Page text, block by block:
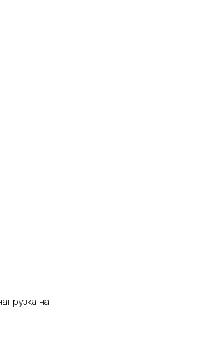
на